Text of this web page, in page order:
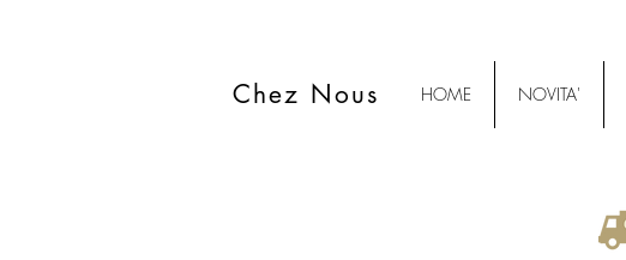
HOME NOVITA'
Chez Nous